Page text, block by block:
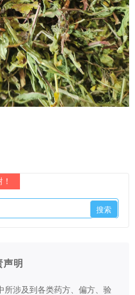
声明
所涉及到各类药方、偏方、验